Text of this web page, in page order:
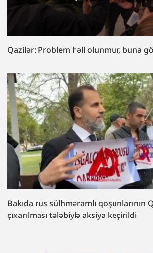
Qazilər: Problem həll olunmur, buna
Bakıda rus sülhməramlı qoşunlarının
çıxarılması tələbiylə aksiya keçirildi